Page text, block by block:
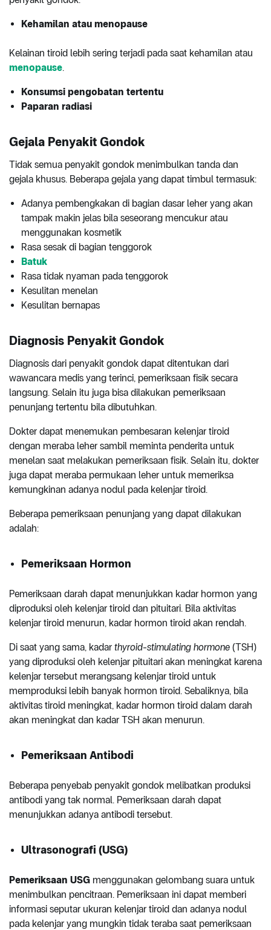
Kehamilan atau menopause
Kelainan tiroid lebih sering terjadi pada saat kehamilan atau
menopause.
Konsumsi pengobatan tertentu
Paparan radiasi
Gejala Penyakit Gondok
Tidak semua penyakit gondok menimbulkan tanda dan
gejala khusus. Beberapa gejala yang dapat timbul termasuk:
Adanya pembengkakan di bagian dasar leher yang akan
tampak makin jelas bila seseorang mencukur atau
menggunakan kosmetik
Rasa sesak di bagian tenggorok
Batuk
Rasa tidak nyaman pada tenggorok
Kesulitan menelan
Kesulitan bernapas
Diagnosis Penyakit Gondok
Diagnosis dari penyakit gondok dapat ditentukan dari
wawancara medis yang terinci, pemeriksaan fisik secara
langsung. Selain itu juga bisa dilakukan pemeriksaan
penunjang tertentu bila dibutuhkan.
Dokter dapat menemukan pembesaran kelenjar tiroid
dengan meraba leher sambil meminta penderita untuk
menelan saat melakukan pemeriksaan fisik. Selain itu, dokter
juga dapat meraba permukaan leher untuk memeriksa
kemungkinan adanya nodul pada kelenjar tiroid.
Beberapa pemeriksaan penunjang yang dapat dilakukan
adalah:
Pemeriksaan Hormon
Pemeriksaan darah dapat menunjukkan kadar hormon yang
diproduksi oleh kelenjar tiroid dan pituitari. Bila aktivitas
kelenjar tiroid menurun, kadar hormon tiroid akan rendah.
Di saat yang sama, kadar thyroid-stimulating hormone (TSH)
yang diproduksi oleh kelenjar pituitari akan meningkat karena
kelenjar tersebut merangsang kelenjar tiroid untuk
memproduksi lebih banyak hormon tiroid. Sebaliknya, bila
aktivitas tiroid meningkat, kadar hormon tiroid dalam darah
akan meningkat dan kadar TSH akan menurun.
Pemeriksaan Antibodi
Beberapa penyebab penyakit gondok melibatkan produksi
antibodi yang tak normal. Pemeriksaan darah dapat
menunjukkan adanya antibodi tersebut.
Ultrasonografi (USG)
Pemeriksaan USG menggunakan gelombang suara untuk
menimbulkan pencitraan. Pemeriksaan ini dapat memberi
informasi seputar ukuran kelenjar tiroid dan adanya nodul
pada kelenjar yang mungkin tidak teraba saat pemeriksaan